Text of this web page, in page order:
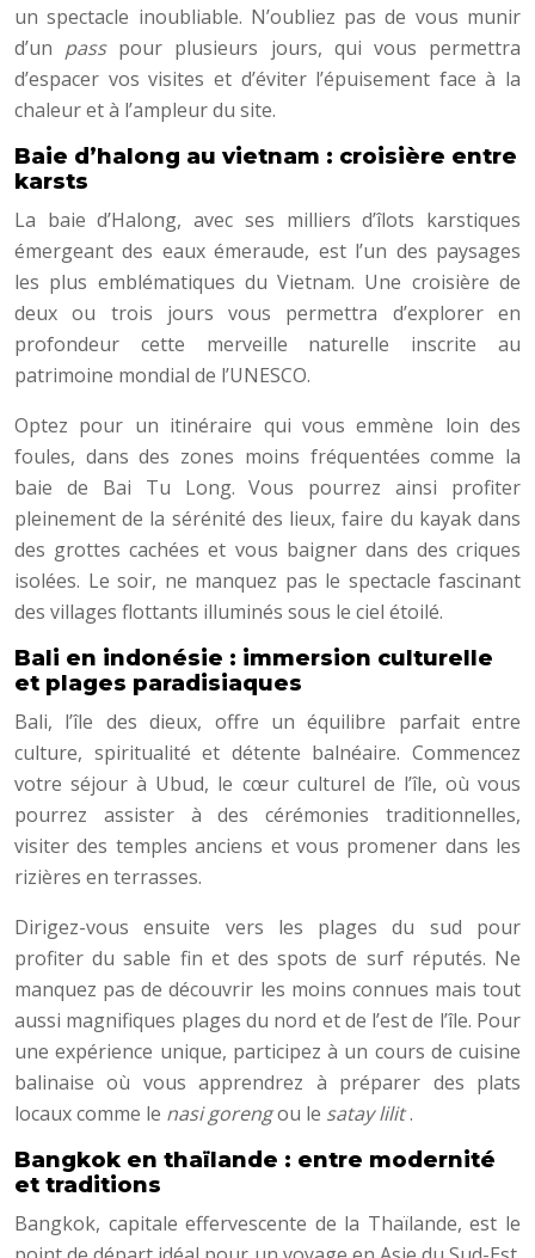
un spectacle inoubliable. N’oubliez pas de vous munir
d’un pass pour plusieurs jours, qui vous permettra
d’espacer vos visites et d’éviter l’épuisement face à la
chaleur et à l’ampleur du site.
Baie d’halong au vietnam : croisière entre
karsts
La baie d’Halong, avec ses milliers d’îlots karstiques
émergeant des eaux émeraude, est l’un des paysages
les plus emblématiques du Vietnam. Une croisière de
deux ou trois jours vous permettra d’explorer en
profondeur cette merveille naturelle inscrite au
patrimoine mondial de l’UNESCO.
Optez pour un itinéraire qui vous emmène loin des
foules, dans des zones moins fréquentées comme la
baie de Bai Tu Long. Vous pourrez ainsi profiter
pleinement de la sérénité des lieux, faire du kayak dans
des grottes cachées et vous baigner dans des criques
isolées. Le soir, ne manquez pas le spectacle fascinant
des villages flottants illuminés sous le ciel étoilé.
Bali en indonésie : immersion culturelle
et plages paradisiaques
Bali, l’île des dieux, offre un équilibre parfait entre
culture, spiritualité et détente balnéaire. Commencez
votre séjour à Ubud, le cœur culturel de l’île, où vous
pourrez assister à des cérémonies traditionnelles,
visiter des temples anciens et vous promener dans les
rizières en terrasses.
Dirigez-vous ensuite vers les plages du sud pour
profiter du sable fin et des spots de surf réputés. Ne
manquez pas de découvrir les moins connues mais tout
aussi magnifiques plages du nord et de l’est de l’île. Pour
une expérience unique, participez à un cours de cuisine
balinaise où vous apprendrez à préparer des plats
locaux comme le nasi gorengou le satay lilit.
Bangkok en thaïlande : entre modernité
et traditions
Bangkok, capitale effervescente de la Thaïlande, est le